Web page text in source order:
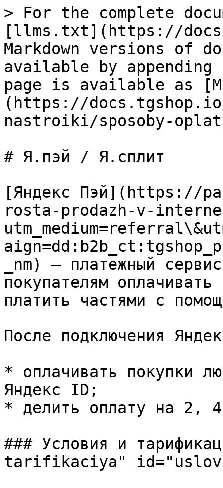
> For the complete
[llms.txt](https://
Markdown versions of
available by
page is available as
(https://
nastroiki/sposoby-
# Я.пэй / Я.сплит
[Яндекс Пэй](https://
rosta-prodazh-v-
_nm) — платежный
покупателям
платить частями с
После подключения
* оплачивать покупки
Яндекс ID;
* делить оплату на 2,
### Условия и
tarifikaciya"